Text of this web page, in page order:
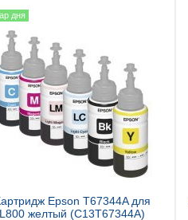
Купить
дня
Epson T67344A для
L800 желтый (C13T67344A)